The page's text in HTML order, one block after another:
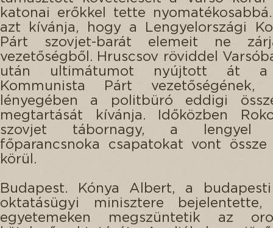
katonai erőkkel tette
azt kívánja, hogy a Lengyelországi
Párt szovjet-barát elemeit ne
vezetőségből. Hruscsov röviddel
után ultimátumot nyújtott át a
Kommunista Párt vezetőségének,
lényegében a politbüró eddigi
megtartását kívánja. Időközben
szovjet tábornagy, a lengyel
főparancsnoka csapatokat vont
körül.
Budapest. Kónya Albert, a
oktatásügyi minisztere
egyetemeken megszüntetik az